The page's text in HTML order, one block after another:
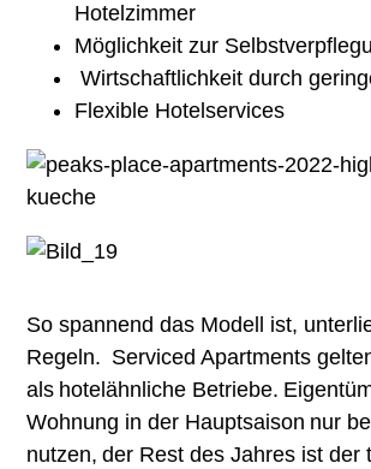
Immobilien
Hospitality
Investoren- und Betreibersuche
Inside Quant
Anspruch
News
Newsletter
Hotelzimmer
Möglichkeit zur
Wirtschaftlichkeit durch
Flexible Hotelservices
So spannend das Modell ist,
Regeln. Serviced Apartments
als hotelähnliche Betriebe.
Wohnung in der Hauptsaison nur
nutzen, der Rest des Jahres ist der